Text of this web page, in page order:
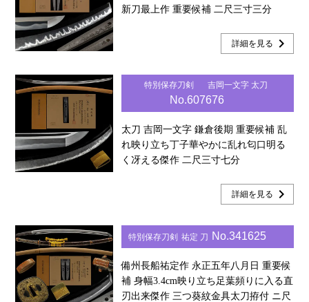
新刀最上作 重要候補 二尺三寸三分
詳細を見る chevron_right
特別保存刀剣 吉岡一文字 太刀
No.607676
太刀 吉岡一文字 鎌倉後期 重要候補 乱
れ映り立ち丁子華やかに乱れ匂口明る
く冴える傑作 二尺三寸七分
詳細を見る chevron_right
特別保存刀剣 祐定 刀 No.341625
備州長船祐定作 永正五年八月日 重要候
補 身幅3.4cm映り立ち足葉頻りに入る直
刃出来傑作 三つ葵紋金具太刀拵付 ニ尺